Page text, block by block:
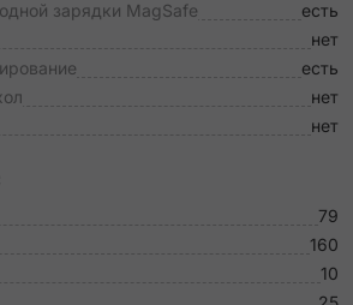
зарядки MagSafe
есть
нет
есть
нет
нет
79
160
10